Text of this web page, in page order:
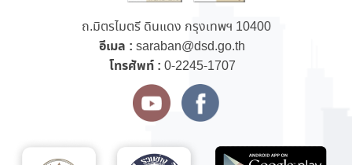
ถ.มิตรไมตรี ดินแดง กรุงเทพฯ 10400
อีเมล : saraban@dsd.go.th
โทรศัพท์ : 0-2245-1707